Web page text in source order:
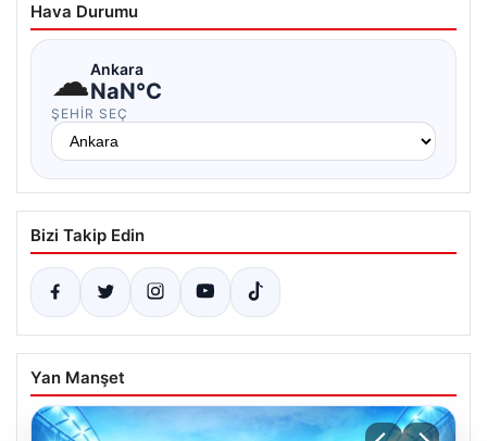
Hava Durumu
☁Ankara
NaN°C
ŞEHIR SEÇ
Bizi Takip Edin
Yan Manşet